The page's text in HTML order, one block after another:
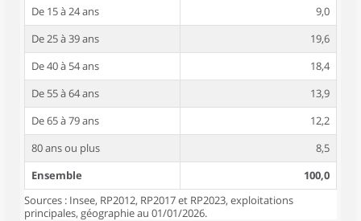
De 15 à 24 ans
9,0
De 25 à 39 ans
19,6
De 40 à 54 ans
18,4
De 55 à 64 ans
13,9
De 65 à 79 ans
12,2
80 ans ou plus
8,5
Ensemble
100,0
Sources : Insee, RP2012, RP2017 et RP2023, exploitations
principales, géographie au 01/01/2026.